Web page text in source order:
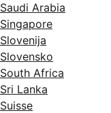
Saudi Arabia
Singapore
Slovenija
Slovensko
South Africa
Sri Lanka
Suisse